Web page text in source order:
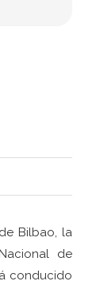
Bilbao, la
de
conducido